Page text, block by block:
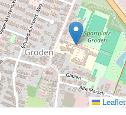
Leaflet